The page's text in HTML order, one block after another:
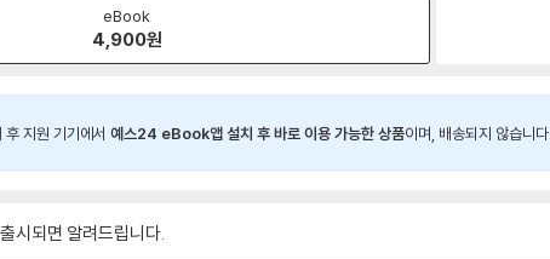
eBook
4,900원
후 지원 기기에서 예스24 eBook앱 설치 후 바로 이용 가능한 상품이며, 배송되지 않습니다.
시되면 알려드립니다.